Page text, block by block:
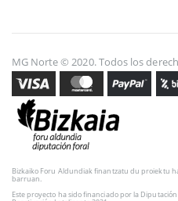
MG Norte © 2020. Todos los
Bizkaiko Foru Aldundiak finantzatu du proiektu
barruan.
Este proyecto ha sido financiado por la